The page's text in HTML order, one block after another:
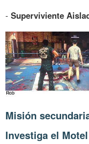
-Superviviente
Misión
Investiga el Motel